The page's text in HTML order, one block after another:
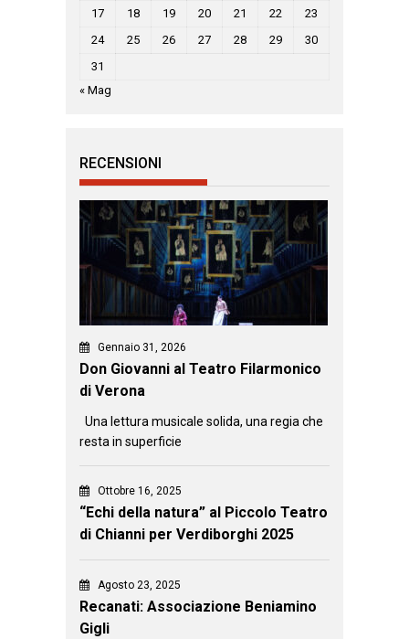
17
18 19 20 21 22
23
24
25 26 27 28 29
30
31
« Mag
RECENSIONI
Gennaio 31, 2026
Don Giovanni al Teatro Filarmonico
di Verona
Una lettura musicale solida, una regia che
resta in superficie
Ottobre 16, 2025
“Echi della natura” al Piccolo Teatro
di Chianni per Verdiborghi 2025
Agosto 23, 2025
Recanati: Associazione Beniamino
Gigli